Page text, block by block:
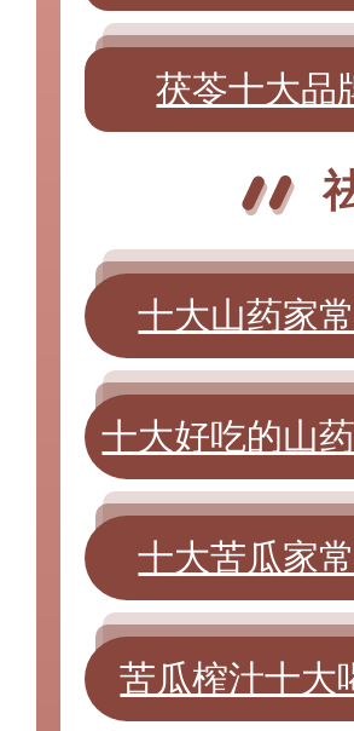
茯苓十大品
十大山药家
十大好吃的山
十大苦瓜家
苦瓜榨汁十大